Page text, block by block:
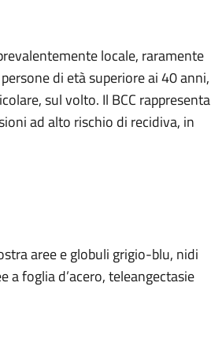
locale, raramente
di età superiore ai 40 anni,
sul volto. Il BCC rappresenta
ad alto rischio di recidiva, in
aree e globuli grigio-blu, nidi
foglia d’acero, teleangectasie